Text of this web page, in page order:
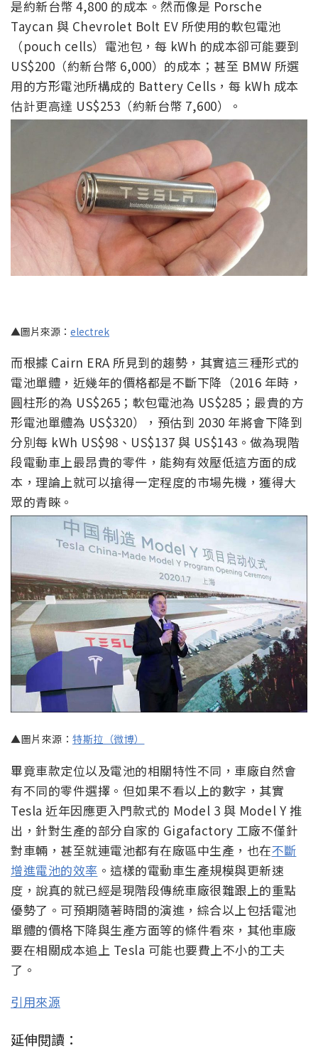
是約新台幣 4,800 的成本。然而像是 Porsche
Taycan 與 Chevrolet Bolt EV 所使用的軟包電池
（pouch cells）電池包，每 kWh 的成本卻可能要到
US$200（約新台幣 6,000）的成本；甚至 BMW 所選
用的方形電池所構成的 Battery Cells，每 kWh 成本
估計更高達 US$253（約新台幣 7,600）。
▲圖片來源： electrek
而根據 Cairn ERA 所見到的趨勢，其實這三種形式的
電池單體，近幾年的價格都是不斷下降（2016 年時，
圓柱形的為 US$265；軟包電池為 US$285；最貴的方
形電池單體為 US$320），預估到 2030 年將會下降到
分別每 kWh US$98、US$137 與 US$143。做為現階
段電動車上最昂貴的零件，能夠有效壓低這方面的成
本，理論上就可以搶得一定程度的市場先機，獲得大
眾的青睞。
▲圖片來源： 特斯拉（微博）
畢竟車款定位以及電池的相關特性不同，車廠自然會
有不同的零件選擇。但如果不看以上的數字，其實
Tesla 近年因應更入門款式的 Model 3 與 Model Y 推
出，針對生產的部分自家的 Gigafactory 工廠不僅針
對車輛，甚至就連電池都有在廠區中生產，也在不斷
增進電池的效率 。這樣的電動車生產規模與更新速
度，說真的就已經是現階段傳統車廠很難跟上的重點
優勢了。可預期隨著時間的演進，綜合以上包括電池
單體的價格下降與生產方面等的條件看來，其他車廠
要在相關成本追上 Tesla 可能也要費上不小的工夫
了。
引用來源
延伸閱讀：